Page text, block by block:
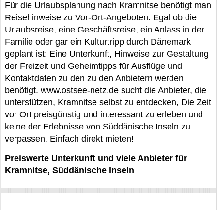
Für die Urlaubsplanung nach Kramnitse benötigt man
Reisehinweise zu Vor-Ort-Angeboten. Egal ob die
Urlaubsreise, eine Geschäftsreise, ein Anlass in der
Familie oder gar ein Kulturtripp durch Dänemark
geplant ist: Eine Unterkunft, Hinweise zur Gestaltung
der Freizeit und Geheimtipps für Ausflüge und
Kontaktdaten zu den zu den Anbietern werden
benötigt. www.ostsee-netz.de sucht die Anbieter, die
unterstützen, Kramnitse selbst zu entdecken, Die Zeit
vor Ort preisgünstig und interessant zu erleben und
keine der Erlebnisse von Süddänische Inseln zu
verpassen. Einfach direkt mieten!
Preiswerte Unterkunft und viele Anbieter für
Kramnitse, Süddänische Inseln